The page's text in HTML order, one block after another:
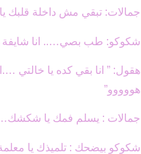
جمالات: تبقي مش داخلة قلبك
شكوكو: طب بصي….. انا شايفة
هقول: ” انا بقي كده يا
هووووو”
جمالات : يسلم فمك يا
شكوكو بيضحك : تلميذك يا معلمة